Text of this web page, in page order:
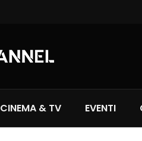
CINEMA & TV EVENTI